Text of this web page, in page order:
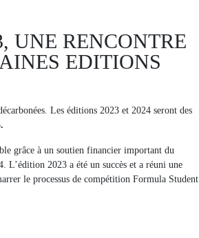
UNE RENCONTRE
EDITIONS
Les éditions 2023 et 2024 seront des
grâce à un soutien financier important du
L’édition 2023 a été un succès et a réuni une
le processus de compétition Formula Student